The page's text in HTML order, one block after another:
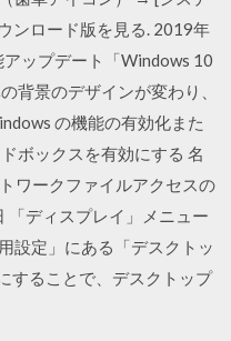
ンロード版を見る. 2019年
ップデート「Windows 10
背景のデザインが変わり、
の機能の有効化また
ボックスを有効にする 名
ワークファイルアクセスの
ディスプレイ」メニュー
設定」にある「デスクトッ
することで、デスクトップ